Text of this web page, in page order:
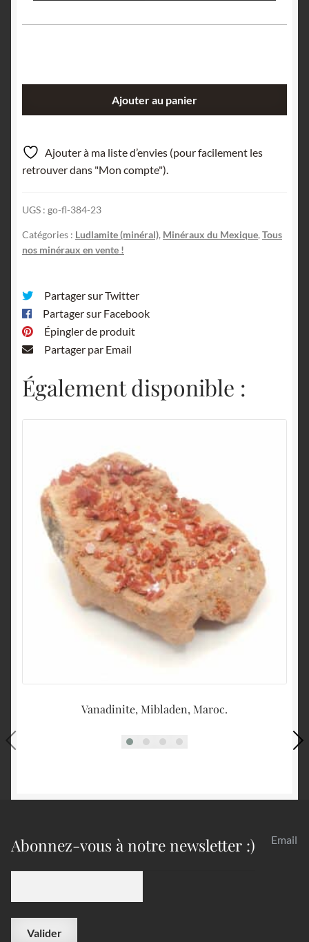
de
Ludlamite,
Santa
Mexique.
Ajouter au panier
Ajouter à ma liste d’envies (pour facilement les
retrouver dans "Mon compte").
UGS : go-fl-384-23
Catégories : Ludlamite (minéral), Minéraux du Mexique,Tous
nos minéraux en vente !
Partager sur Twitter
Partager sur Facebook
Épingler de produit
Partager par Email
Également disponible :
Vanadinite, Mibladen, Maroc.
Abonnez-vous à notre newsletter :) Email